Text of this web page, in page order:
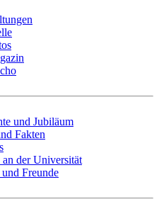
und Jubiläum
Fakten
der Universität
Freunde